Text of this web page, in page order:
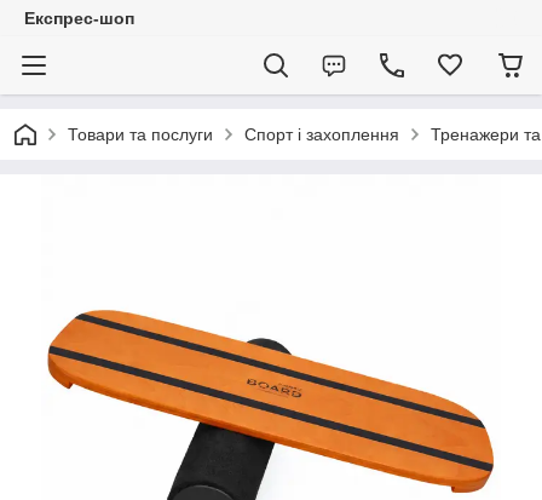
Експрес-шоп
Товари та послуги Спорт і захоплення Тренажери